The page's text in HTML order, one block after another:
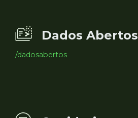
Dados Abertos
/dadosabertos